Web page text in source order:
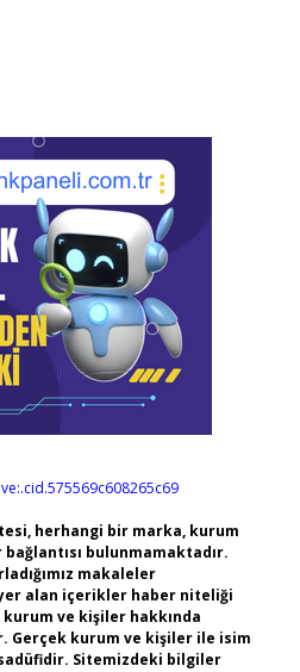
herhangi bir marka, kurum
bulunmamaktadır.
makaleler
alan içerikler haber niteliği
ve kişiler hakkında
Gerçek kurum ve kişiler ile isim
Sitemizdeki bilgiler